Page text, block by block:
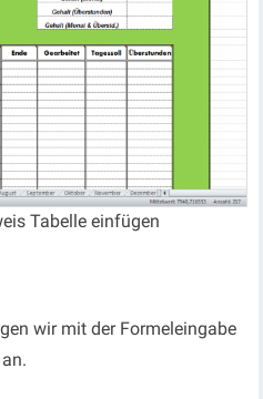
Tabelle einfügen
wir mit der Formeleingabe
an.